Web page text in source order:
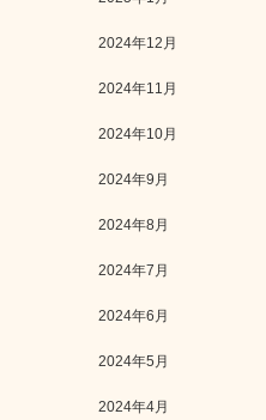
2024年12月
2024年11月
2024年10月
2024年9月
2024年8月
2024年7月
2024年6月
2024年5月
2024年4月